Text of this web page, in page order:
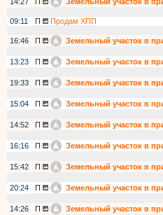
09:11
П Продам ХПП
16:46
П
Земельный участок в
13:23
П
Земельный участок в
19:33
П
Земельный участок в
15:04
П
Земельный участок в
14:52
П
Земельный участок в
16:16
П
Земельный участок в
15:42
П
Земельный участок в
20:24
П
Земельный участок в
14:26
П
Земельный участок в